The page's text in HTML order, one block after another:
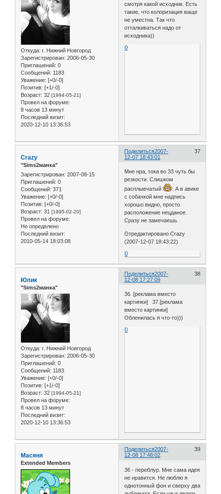
Откуда: г. Нижний Новгород
Зарегистрирован: 2006-05-30
Приглашений: 0
Сообщений: 1183
Уважение: [+0/-0]
Позитив: [+1/-0]
Возраст: 32 [1994-05-21]
Провел на форуме:
8 часов 13 минут
Последний визит:
2020-12-10 13:36:53
смотря какой исходник. Есть
такие, что колоризация ваще
не уместна. Так что
отталкиваться надо от
исходника))
0
Поделиться 37
2007-
12-07 18:43:01
Crazy
"Sims2манка"
Зарегистрирован: 2007-08-15
Приглашений: 0
Сообщений: 371
Уважение: [+0/-0]
Позитив: [+0/-0]
Возраст: 31 [1995-02-20]
Провел на форуме:
Не определено
Последний визит:
2010-05-14 18:03:08
Мне нра, тока во 33 чуть бы
резкости. Слишком
расплывчатый
. А в авике
с собачкой мне надпись
хорошо видно, просто
расположение нецданое.
Сразу не замечаешь.
Отредактировано Crazy
(2007-12-07 18:43:22)
0
Поделиться 38
2007-
12-08 17:27:09
Юлик
"Sims2манка"
Откуда: г. Нижний Новгород
Зарегистрирован: 2006-05-30
Приглашений: 0
Сообщений: 1183
Уважение: [+0/-0]
Позитив: [+1/-0]
Возраст: 32 [1994-05-21]
Провел на форуме:
8 часов 13 минут
Последний визит:
2020-12-10 13:36:53
36. [реклама вместо
картинки] 37.[реклама
вместо картинки]
Обленилась я что-то)))
0
Поделиться 39
2007-
12-08 17:48:02
Масяня
Extended Members
36 - переблур. Мне сама идея
не нравится. Не люблю я
однотонный фон и сверху два